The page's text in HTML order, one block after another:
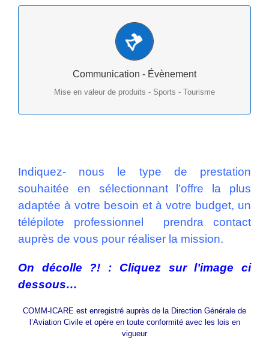
Communication - Évènement
Mise en valeur de produits - Sports - Tourisme
Films et montage 5K - Photos produit - 360° -
Inventive -Tourisme
Indiquez- nous le type de prestation
souhaitée en sélectionnant l’offre la plus
adaptée à votre besoin et à votre budget, un
télépilote professionnel prendra contact
auprès de vous pour réaliser la mission.
On décolle ?! : Cliquez sur l’image ci
dessous…
COMM-ICARE est enregistré auprès de la Direction Générale de
l’Aviation Civile et opère en toute conformité avec les lois en
vigueur